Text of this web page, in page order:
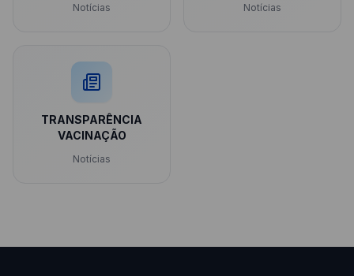
Notícias Notícias
TRANSPARÊNCIA
VACINAÇÃO
Notícias